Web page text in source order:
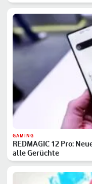
GAMING
REDMAGIC 12 Pro:
alle Gerüchte